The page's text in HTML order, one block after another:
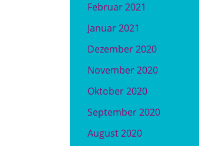
Februar 2021
Januar 2021
Dezember 2020
November 2020
Oktober 2020
September 2020
August 2020